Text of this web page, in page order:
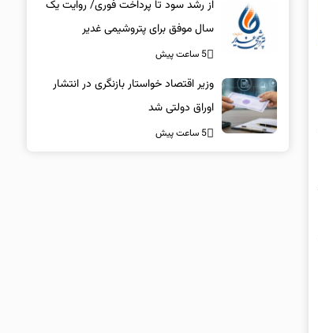
از رشد سود تا پرداخت فوری/ روایت یک
سال موفق برای پتروشیمی غدیر
5 ساعت پیش
وزیر اقتصاد خواستار بازنگری در انتشار
اوراق دولتی شد
5 ساعت پیش